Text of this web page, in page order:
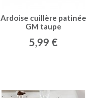
Ardoise cuillère patinée
GM taupe
5,99 €